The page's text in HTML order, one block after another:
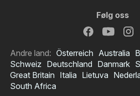
Følg oss
Andre land: Österreich Australia
Schweiz Deutschland Danmark
Great Britain Italia Lietuva
South Africa